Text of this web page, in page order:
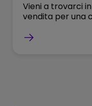
Vieni a trovarci
vendita per una